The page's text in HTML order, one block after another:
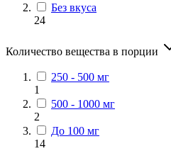
Без вкуса
24
Количество вещества в порции
250 - 500 мг
1
500 - 1000 мг
2
До 100 мг
14